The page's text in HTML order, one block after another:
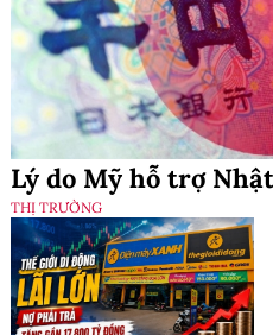
Lý do Mỹ hỗ trợ
THỊ TRƯỜNG